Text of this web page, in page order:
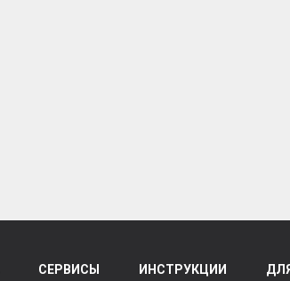
СЕРВИСЫ ИНСТРУКЦИИ